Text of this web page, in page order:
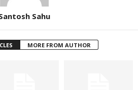
Sahu
MORE FROM AUTHOR